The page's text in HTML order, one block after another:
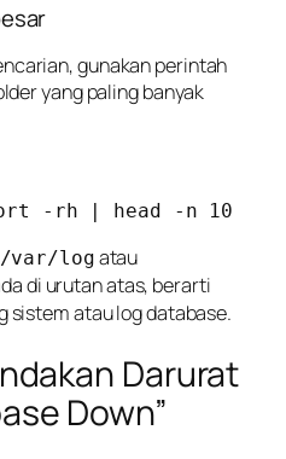
gunakan perintah
yang paling banyak
/var/log atau
di urutan atas, berarti
sistem atau log database.
Darurat
Down”